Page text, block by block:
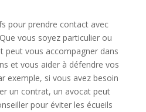
pour prendre contact avec
vous soyez particulier ou
peut vous accompagner dans
et vous aider à défendre vos
exemple, si vous avez besoin
un contrat, un avocat peut
pour éviter les écueils